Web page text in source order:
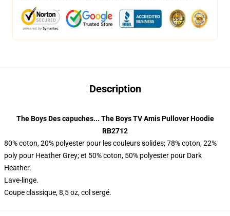
Description
The Boys Des capuches... The Boys TV Amis Pullover Hoodie
RB2712
80% coton, 20% polyester pour les couleurs solides; 78% coton, 22%
poly pour Heather Grey; et 50% coton, 50% polyester pour Dark
Heather.
Lave-linge.
Coupe classique, 8,5 oz, col sergé.